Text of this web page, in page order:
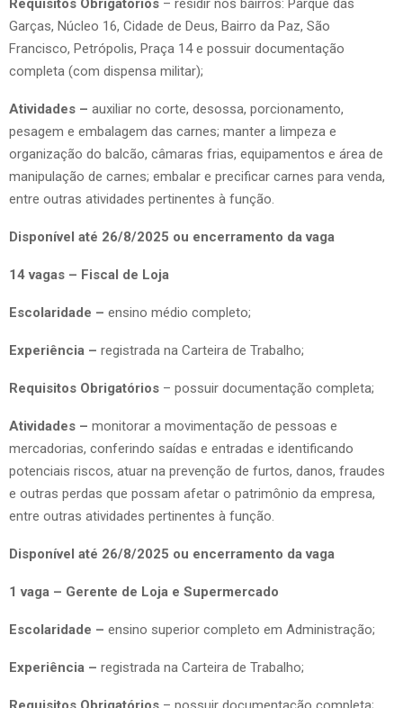
Requisitos Obrigatórios – residir nos bairros: Parque das
Garças, Núcleo 16, Cidade de Deus, Bairro da Paz, São
Francisco, Petrópolis, Praça 14 e possuir documentação
completa (com dispensa militar);
Atividades – auxiliar no corte, desossa, porcionamento,
pesagem e embalagem das carnes; manter a limpeza e
organização do balcão, câmaras frias, equipamentos e área de
manipulação de carnes; embalar e precificar carnes para venda,
entre outras atividades pertinentes à função.
Disponível até 26/8/2025 ou encerramento da vaga
14 vagas – Fiscal de Loja
Escolaridade – ensino médio completo;
Experiência – registrada na Carteira de Trabalho;
Requisitos Obrigatórios – possuir documentação completa;
Atividades – monitorar a movimentação de pessoas e
mercadorias, conferindo saídas e entradas e identificando
potenciais riscos, atuar na prevenção de furtos, danos, fraudes
e outras perdas que possam afetar o patrimônio da empresa,
entre outras atividades pertinentes à função.
Disponível até 26/8/2025 ou encerramento da vaga
1 vaga – Gerente de Loja e Supermercado
Escolaridade – ensino superior completo em Administração;
Experiência – registrada na Carteira de Trabalho;